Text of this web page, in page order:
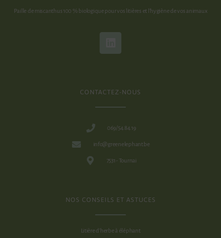
Paille de miscanthus 100 % biologique pour vos litières et l’hygiène de vos animaux
CONTACTEZ-NOUS
069/54.84.19
info@greenelephant.be
7531 - Tournai
NOS CONSEILS ET ASTUCES
Litière d'herbe à éléphant